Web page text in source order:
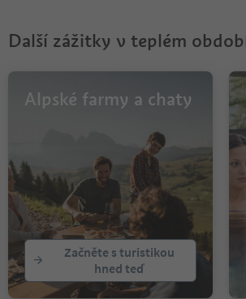
Další zážitky v teplém
Alpské farmy a chaty
Začněte s turistikou
hned teď